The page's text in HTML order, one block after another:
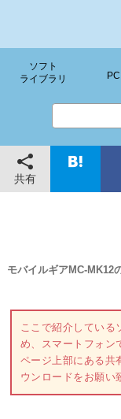
ソフト
ライブラリ
共有
モバイルギアMC-MK12
ここで紹介している
め、スマートフォン
ページ上部にある共
ウンロードをお願い